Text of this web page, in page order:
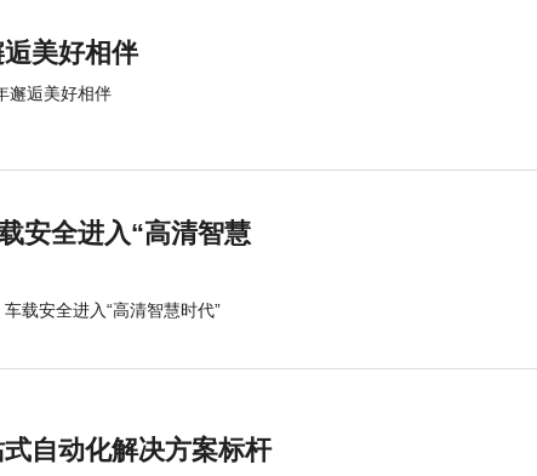
美好相伴
邂逅美好相伴
安全进入“高清智慧
载安全进入“高清智慧时代”
自动化解决方案标杆